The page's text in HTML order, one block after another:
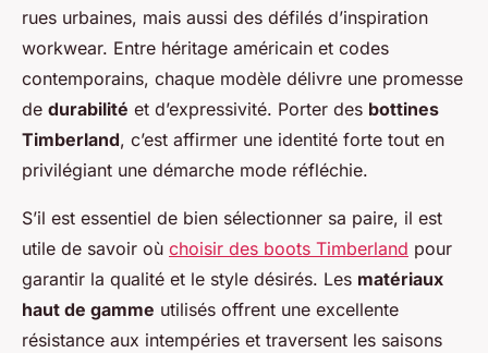
rues urbaines, mais aussi des défilés d’inspiration
workwear. Entre héritage américain et codes
contemporains, chaque modèle délivre une promesse
de durabilité et d’expressivité. Porter des bottines
Timberland, c’est affirmer une identité forte tout en
privilégiant une démarche mode réfléchie.
S’il est essentiel de bien sélectionner sa paire, il est
utile de savoir où choisir des boots Timberland pour
garantir la qualité et le style désirés. Les matériaux
haut de gamme utilisés offrent une excellente
résistance aux intempéries et traversent les saisons